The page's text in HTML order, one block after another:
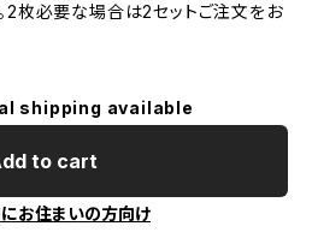
枚必要な場合は2セットご注文をお
shipping available
to cart
お住まいの方向け